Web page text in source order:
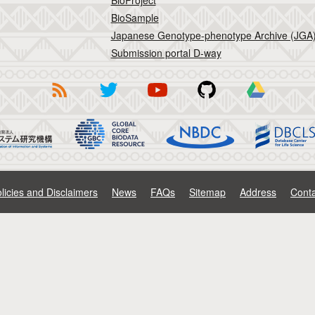
BioSample
Japanese Genotype-phenotype Archive
Submission portal D-way
and Disclaimers News FAQs Sitemap Address